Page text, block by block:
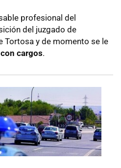
profesional del
del juzgado de
Tortosa y de momento se le
cargos.